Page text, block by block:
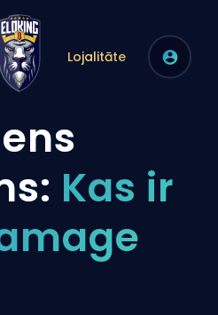
Lojalitāte
Kas ir